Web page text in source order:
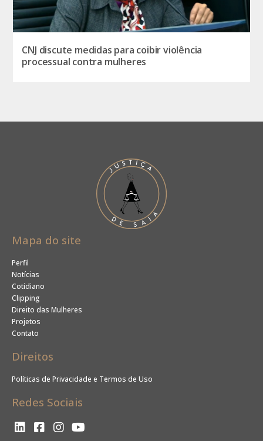
CNJ discute medidas para coibir violência
processual contra mulheres
Mapa do site
Perfil
Notícias
Cotidiano
Clipping
Direito das Mulheres
Projetos
Contato
Direitos
Políticas de Privacidade e Termos de Uso
Redes Sociais